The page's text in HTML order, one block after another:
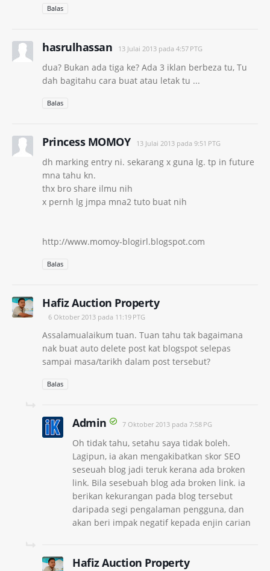
Balas
hasrulhassan 13 Julai 2013 pada 4:57 PTG
dua? Bukan ada tiga ke? Ada 3 iklan berbeza tu, Tu
dah bagitahu cara buat atau letak tu ...
Balas
Princess MOMOY 13 Julai 2013 pada 9:51 PTG
dh marking entry ni. sekarang x guna lg. tp in future
mna tahu kn.
thx bro share ilmu nih
x pernh lg jmpa mna2 tuto buat nih
http://www.momoy-blogirl.blogspot.com
Balas
Hafiz Auction Property
6 Oktober 2013 pada 11:19 PTG
Assalamualaikum tuan. Tuan tahu tak bagaimana
nak buat auto delete post kat blogspot selepas
sampai masa/tarikh dalam post tersebut?
Balas
Admin 7 Oktober 2013 pada 7:58 PG
Oh tidak tahu, setahu saya tidak boleh.
Lagipun, ia akan mengakibatkan skor SEO
seseuah blog jadi teruk kerana ada broken
link. Bila sesebuah blog ada broken link. ia
berikan kekurangan pada blog tersebut
daripada segi pengalaman pengguna, dan
akan beri impak negatif kepada enjin carian
Hafiz Auction Property